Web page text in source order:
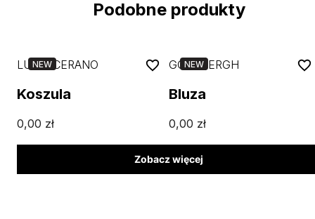
Podobne produkty
NEW
LUISA CERANO
Koszula
0,00 zł
NEW
GOLDBERGH
Bluza
0,00 zł
Zobacz więcej